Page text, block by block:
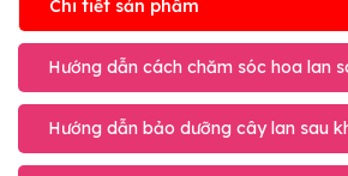
Chi tiết sản phẩm
Hướng dẫn cách chăm sóc hoa lan
Hướng dẫn bảo dưỡng cây lan sau